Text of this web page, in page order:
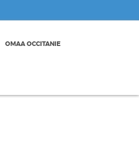
OMAA OCCITANIE